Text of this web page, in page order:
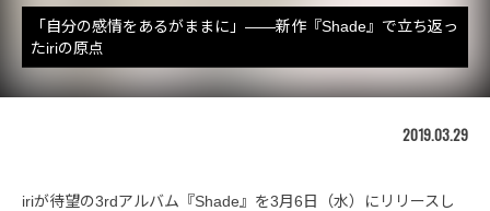
「自分の感情をあるがままに」――新作『Shade』で立ち返っ
たiriの原点
2019.03.29
iriが待望の3rdアルバム『Shade』を3月6日（水）にリリースし